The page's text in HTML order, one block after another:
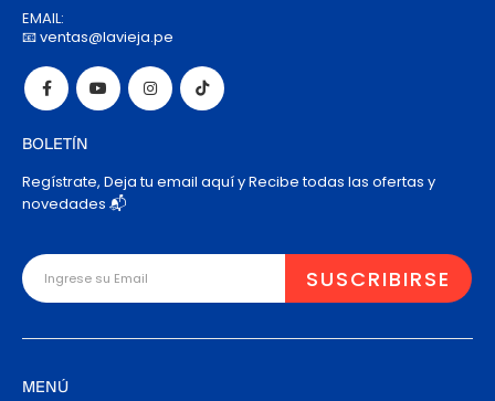
EMAIL:
📧 ventas@lavieja.pe
BOLETÍN
Regístrate, Deja tu email aquí y Recibe todas las ofertas y
novedades 📬
MENÚ